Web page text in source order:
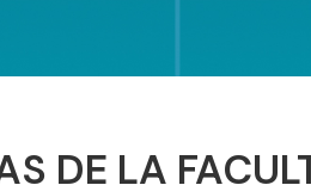
DE LA